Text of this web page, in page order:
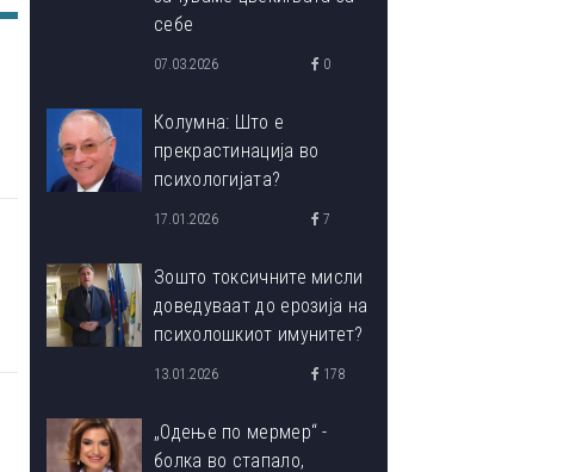
себе
07.03.2026 0
Колумна: Што е
прекрастинација во
психологијата?
17.01.2026 7
Зошто токсичните мисли
доведуваат до ерозија на
психолошкиот имунитет?
13.01.2026 178
„Одење по мермер“ -
болка во стапало,